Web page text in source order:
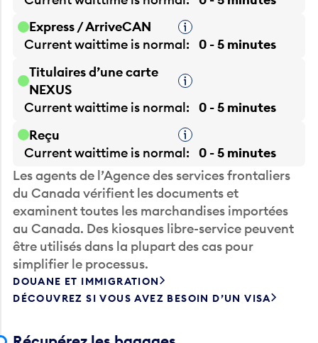
Current waittime isnormal
NEXUS
Current waittime is
normal
Current waittime is
normal
Les agents de l’Agence des services frontaliers
du Canada vérifient les documents et
examinent toutes les marchandises importées
au Canada. Des kiosques libre-service peuvent
être utilisés dans la plupart des cas pour
simplifier le processus.
DOUANE ET IMMIGRATION
DÉCOUVREZ SI VOUS AVEZ BESOIN D’UN VISA